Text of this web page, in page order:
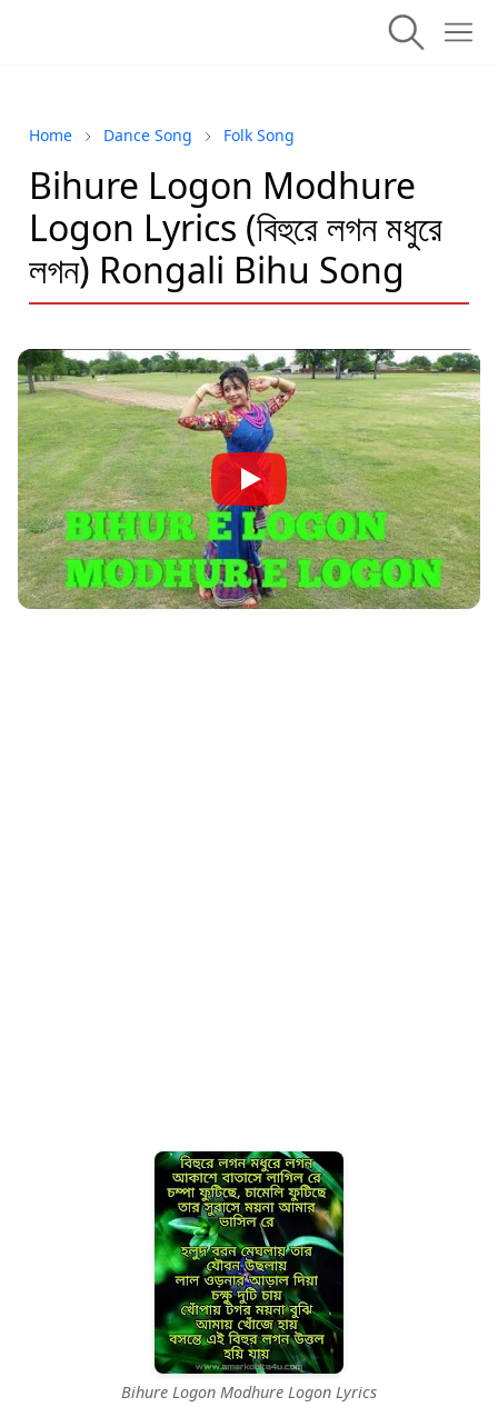
Home Dance Song Folk Song
Bihure Logon Modhure
Logon Lyrics (বিহুরে লগন মধুরে
লগন) Rongali Bihu Song
Bihure Logon Modhure Logon Lyrics